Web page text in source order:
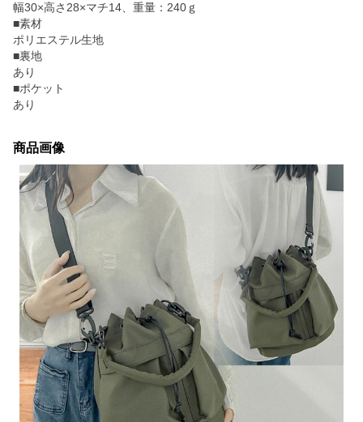
幅30×高さ28×マチ14、重量：240ｇ
■素材
ポリエステル生地
■裏地
あり
■ポケット
あり
商品画像